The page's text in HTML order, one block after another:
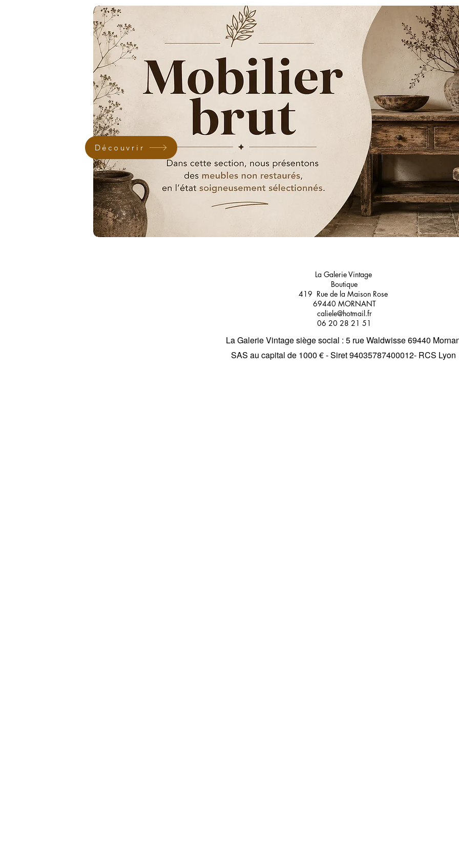
Découvrir
La Galerie Vintage siège social : 5 rue Waldwisse 69440
SAS au capital de 1000 € - Siret 94035787400012- RCS Lyon
La Galerie Vintage
Boutique
419 Rue de la Maison Rose
69440 MORNANT
caliele@hotmail.fr
06 20 28 21 51